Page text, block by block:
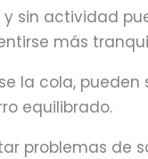
sin actividad
más
la cola,
equilibrado.
problemas de